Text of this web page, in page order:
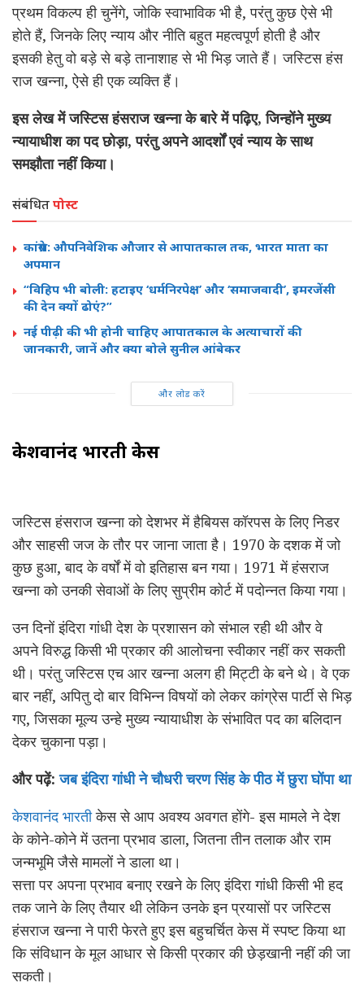
प्रथम विकल्प ही चुनेंगे, जोकि स्वाभाविक भी है, परंतु कुछ ऐसे भी
होते हैं, जिनके लिए न्याय और नीति बहुत महत्वपूर्ण होती है और
इसकी हेतु वो बड़े से बड़े तानाशाह से भी भिड़ जाते हैं। जस्टिस हंस
राज खन्ना, ऐसे ही एक व्यक्ति हैं।
इस लेख में जस्टिस हंसराज खन्ना के बारे में पढ़िए, जिन्होंने मुख्य
न्यायाधीश का पद छोड़ा, परंतु अपने आदर्शों एवं न्याय के साथ
समझौता नहीं किया।
संबंधितपोस्ट
कांग्रेस: औपनिवेशिक औजार से आपातकाल तक, भारत माता का
अपमान
“विहिप भी बोली: हटाइए ‘धर्मनिरपेक्ष’ और ‘समाजवादी’, इमरजेंसी
की देन क्यों ढोएं?”
नई पीढ़ी की भी होनी चाहिए आपातकाल के अत्याचारों की
जानकारी, जानें और क्या बोले सुनील आंबेकर
और लोड करें
केशवानंद भारती केस
जस्टिस हंसराज खन्ना को देशभर में हैबियस कॉरपस के लिए निडर
और साहसी जज के तौर पर जाना जाता है। 1970 के दशक में जो
कुछ हुआ, बाद के वर्षों में वो इतिहास बन गया। 1971 में हंसराज
खन्ना को उनकी सेवाओं के लिए सुप्रीम कोर्ट में पदोन्नत किया गया।
उन दिनों इंदिरा गांधी देश के प्रशासन को संभाल रही थी और वे
अपने विरुद्ध किसी भी प्रकार की आलोचना स्वीकार नहीं कर सकती
थी। परंतु जस्टिस एच आर खन्ना अलग ही मिट्टी के बने थे। वे एक
बार नहीं, अपितु दो बार विभिन्न विषयों को लेकर कांग्रेस पार्टी से भिड़
गए, जिसका मूल्य उन्हे मुख्य न्यायाधीश के संभावित पद का बलिदान
देकर चुकाना पड़ा।
और पढ़ें:जब इंदिरा गांधी ने चौधरी चरण सिंह के पीठ में छुरा घोंपा था
केशवानंद भारतीकेस से आप अवश्य अवगत होंगे- इस मामले ने देश
के कोने-कोने में उतना प्रभाव डाला, जितना तीन तलाक और राम
जन्मभूमि जैसे मामलों ने डाला था।
सत्ता पर अपना प्रभाव बनाए रखने के लिए इंदिरा गांधी किसी भी हद
तक जाने के लिए तैयार थी लेकिन उनके इन प्रयासों पर जस्टिस
हंसराज खन्ना ने पारी फेरते हुए इस बहुचर्चित केस में स्पष्ट किया था
कि संविधान के मूल आधार से किसी प्रकार की छेड़खानी नहीं की जा
सकती।